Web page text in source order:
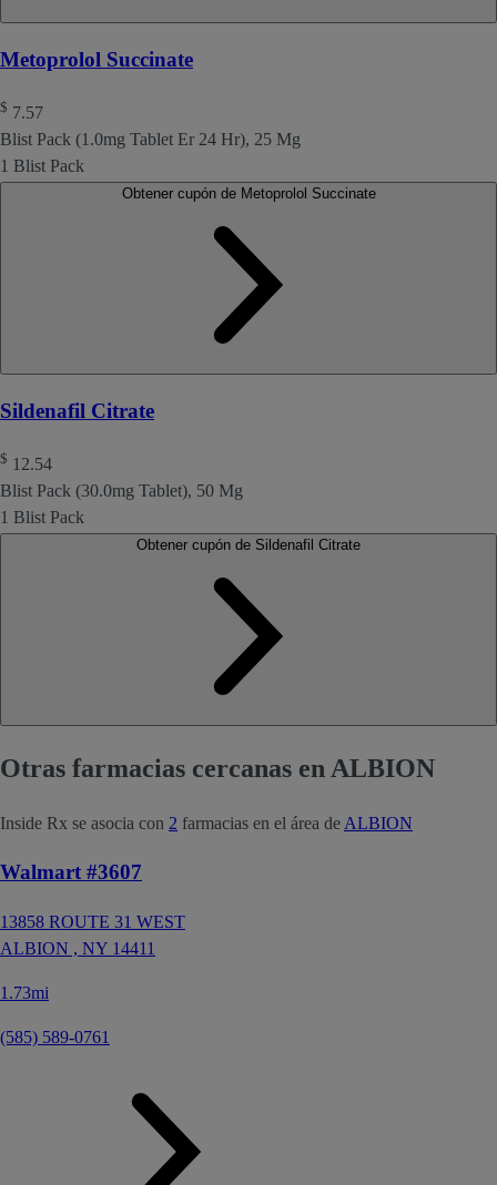
Metoprolol Succinate
$ 7.57
Blist Pack (1.0mg Tablet Er 24 Hr), 25 Mg
1 Blist Pack
Obtener cupón de Metoprolol Succinate
Sildenafil Citrate
$ 12.54
Blist Pack (30.0mg Tablet), 50 Mg
1 Blist Pack
Otras farmacias cercanas en ALBION
Inside Rx se asocia con 2 farmacias en el área de ALBION
Walmart #3607
13858 ROUTE 31 WEST
ALBION , NY 14411
1.73mi
(585) 589-0761